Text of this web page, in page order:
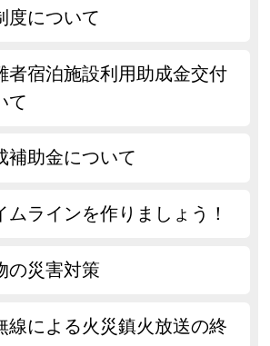
度について
者宿泊施設利用助成金交付
て
補助金について
ムラインを作りましょう！
の災害対策
線による火災鎮火放送の終